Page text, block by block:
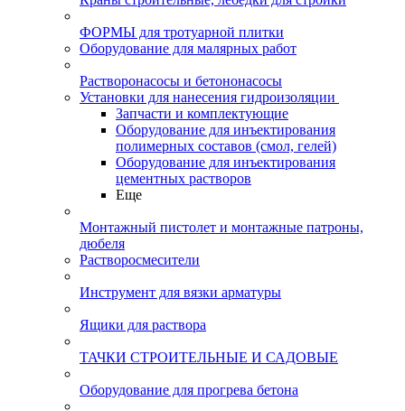
ФОРМЫ для тротуарной плитки
Оборудование для малярных работ
Растворонасосы и бетононасосы
Установки для нанесения гидроизоляции
Запчасти и комплектующие
Оборудование для инъектирования
полимерных составов (смол, гелей)
Оборудование для инъектирования
цементных растворов
Еще
Монтажный пистолет и монтажные патроны,
дюбеля
Растворосмесители
Инструмент для вязки арматуры
Ящики для раствора
ТАЧКИ СТРОИТЕЛЬНЫЕ И САДОВЫЕ
Оборудование для прогрева бетона